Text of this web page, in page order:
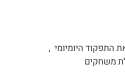
התפקוד היומיומי ,
משחקים